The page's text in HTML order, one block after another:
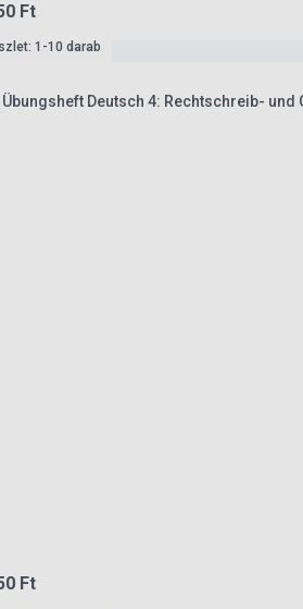
Ft
1-10 darab
Übungsheft Deutsch 4: Rechtschreib-
Ft